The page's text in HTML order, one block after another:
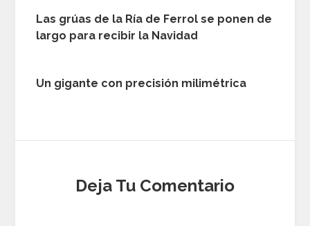
Las grúas de la Ría de Ferrol se ponen de
largo para recibir la Navidad
Un gigante con precisión milimétrica
Deja Tu Comentario